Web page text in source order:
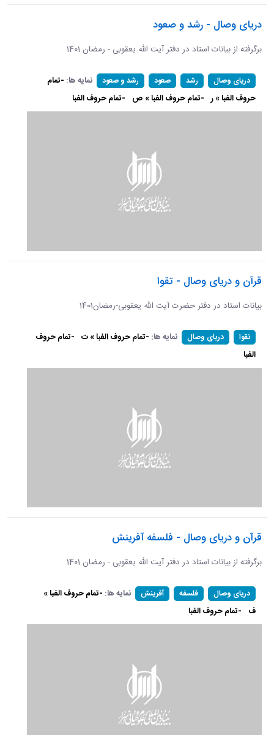
دریای وصال - رشد و صعود
برگرفته از بیانات استاد در دفتر آیت الله یعقوبی - رمضان 1401
دریای وصال رشد صعود رشد و صعود نمایه ها: -تمام
حروف الفبا » ر -تمام حروف الفبا » ص -تمام حروف الفبا
قرآن و دریای وصال - تقوا
بیانات استاد در دفتر حضرت آیت الله یعقوبی-رمضان1401
تقوا دریای وصال نمایه ها: -تمام حروف الفبا » ت -تمام حروف
الفبا
قرآن و دریای وصال - فلسفه آفرینش
برگرفته از بیانات استاد در دفتر آیت الله یعقوبی - رمضان 1401
دریای وصال فلسفه آفرینش نمایه ها: -تمام حروف الفبا »
ف -تمام حروف الفبا